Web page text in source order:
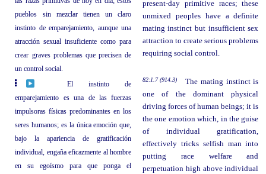
pueblos sin mezclar tienen un claro
instinto de emparejamiento, aunque una
atracción sexual insuficiente como para
crear graves problemas que precisen de
un control social.
present-day primitive races; these
unmixed peoples have a definite
mating instinct but insufficient sex
attraction to create serious problems
requiring social control.
El instinto de
emparejamiento es una de las fuerzas
impulsoras físicas predominantes en los
seres humanos; es la única emoción que,
bajo la apariencia de gratificación
individual, engaña eficazmente al hombre
en su egoísmo para que ponga el
82:1.7 (914.3)
The mating instinct is
one of the dominant physical
driving forces of human beings; it is
the one emotion which, in the guise
of individual gratification,
effectively tricks selfish man into
putting race welfare and
perpetuation high above individual